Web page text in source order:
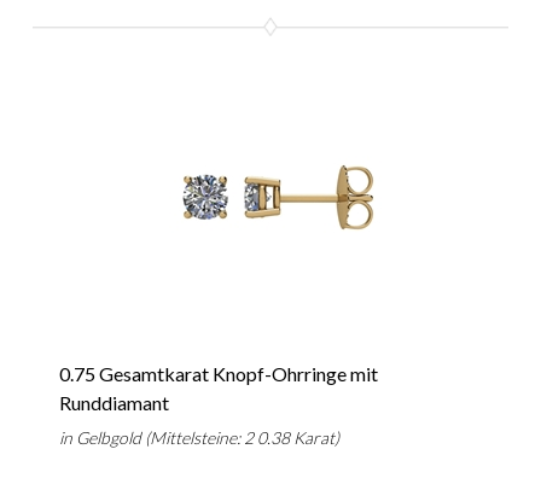
0.75 Gesamtkarat Knopf-Ohrringe mit
Runddiamant
in Gelbgold (Mittelsteine: 2 0.38 Karat)